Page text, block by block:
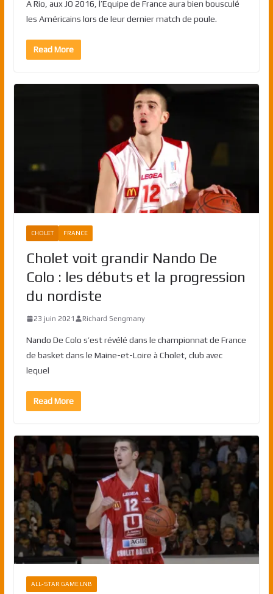
A Rio, aux JO 2016, l’Equipe de France aura bien bousculé
les Américains lors de leur dernier match de poule.
Read More
CHOLET FRANCE
Cholet voit grandir Nando De
Colo : les débuts et la progression
du nordiste
23 juin 2021 Richard Sengmany
Nando De Colo s’est révélé dans le championnat de France
de basket dans le Maine-et-Loire à Cholet, club avec
lequel
Read More
ALL-STAR GAME LNB